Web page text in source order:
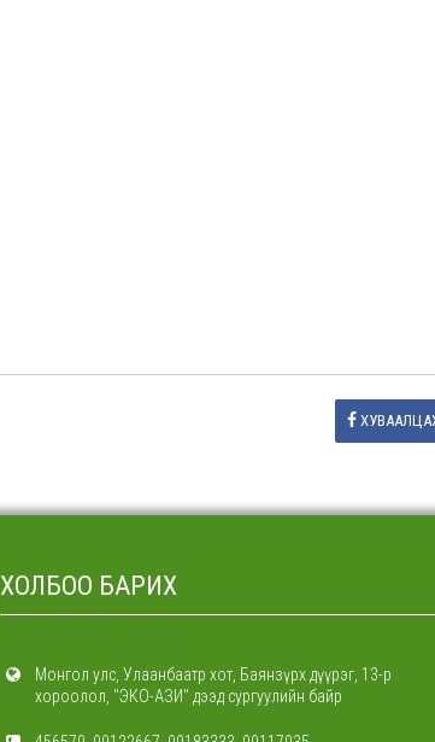
ХОЛБОО БАРИХ
Монгол улс, Улаанбаатр хот, Баянзүрх дүүрэг, 13-р
хороолол, "ЭКО-АЗИ" дээд сургуулийн байр